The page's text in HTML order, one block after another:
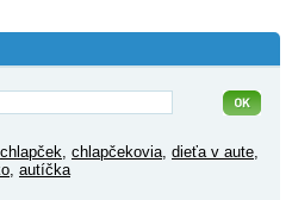
chlapček chlapčekovia dieťa v aute
autíčka